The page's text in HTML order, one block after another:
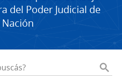
del Poder Judicial de
Nación